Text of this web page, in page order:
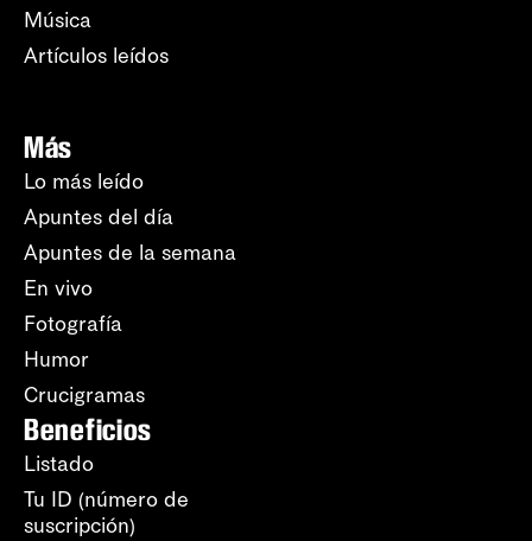
Música
Artículos leídos
Más
Lo más leído
Apuntes del día
Apuntes de la semana
En vivo
Fotografía
Humor
Crucigramas
Beneficios
Listado
Tu ID (número de
suscripción)